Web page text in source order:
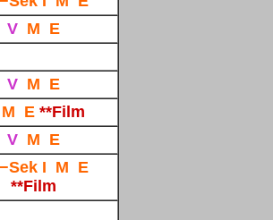
V M E
V M E
M E **Film
V M E
I M E
**Film